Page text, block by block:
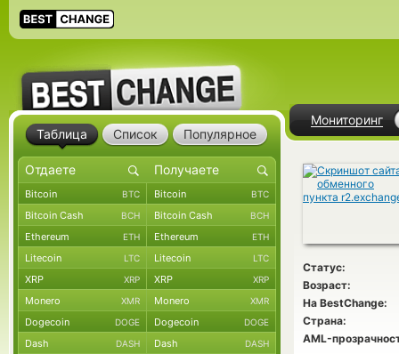
Мониторинг
Статус:
Возраст:
На BestChange:
Страна:
AML-
Таблица Список Популярное
Bitcoin BTC Bitcoin BTC
Bitcoin Cash BCH Bitcoin Cash BCH
Ethereum ETH Ethereum ETH
Litecoin LTC Litecoin LTC
XRP XRP XRP XRP
Monero XMR Monero XMR
Dogecoin DOGE Dogecoin DOGE
Dash DASH Dash DASH